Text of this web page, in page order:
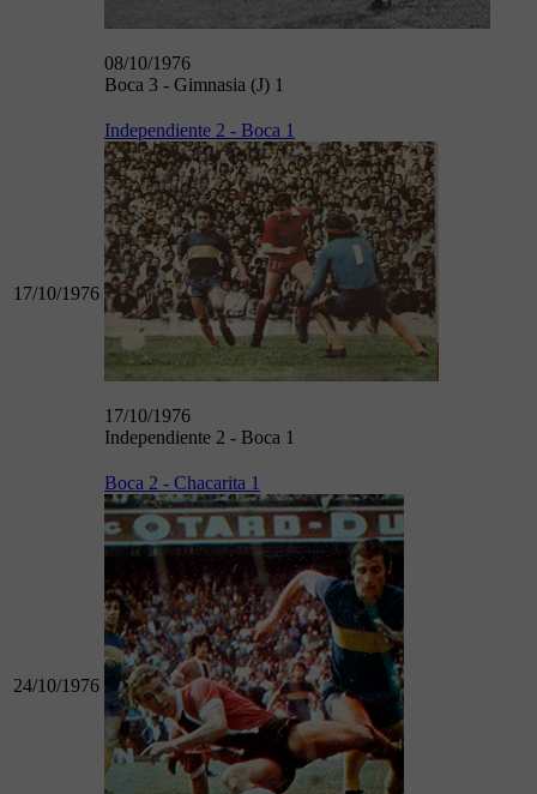
08/10/1976
Boca 3 - Gimnasia (J) 1
17/10/1976
Independiente 2 - Boca 1
17/10/1976
Independiente 2 - Boca 1
24/10/1976
Boca 2 - Chacarita 1